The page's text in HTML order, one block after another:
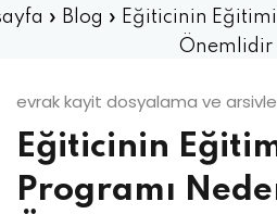
» Blog » Eğiticinin
Önemlidir
evrak kayit dosyalama ve
Eğiticinin
Programı